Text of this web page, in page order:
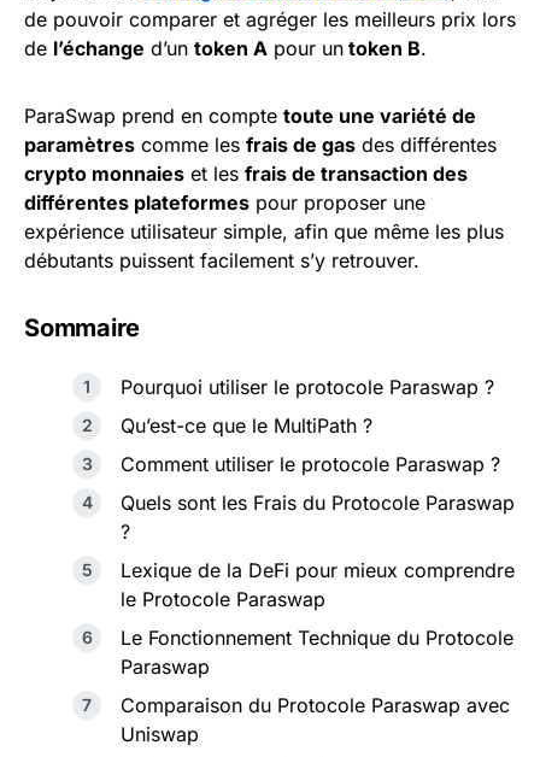
de pouvoir comparer et agréger les meilleurs prix lors
de l’échange d’un token A pour un token B.
ParaSwap prend en compte toute une variété de
paramètres comme les frais de gas des différentes
crypto monnaies et les frais de transaction des
différentes plateformes pour proposer une
expérience utilisateur simple, afin que même les plus
débutants puissent facilement s’y retrouver.
Sommaire
Pourquoi utiliser le protocole Paraswap ?
Qu’est-ce que le MultiPath ?
Comment utiliser le protocole Paraswap ?
Quels sont les Frais du Protocole Paraswap
?
Lexique de la DeFi pour mieux comprendre
le Protocole Paraswap
Le Fonctionnement Technique du Protocole
Paraswap
Comparaison du Protocole Paraswap avec
Uniswap